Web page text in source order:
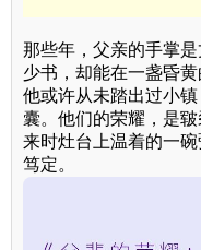
那些年，父亲的手掌
少书，却能在一盏昏
他或许从未踏出过小
囊。他们的荣耀，是
来时灶台上温着的一碗
笃定。